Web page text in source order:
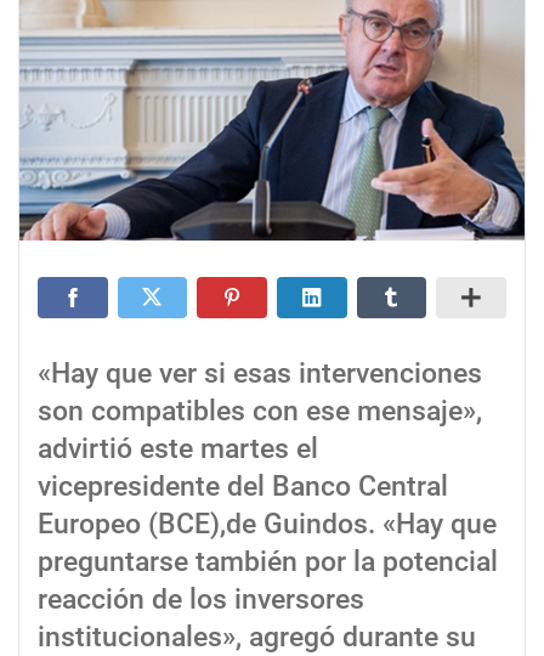
«Hay que ver si esas intervenciones
son compatibles con ese mensaje»,
advirtió este martes el
vicepresidente del Banco Central
Europeo (BCE),de Guindos. «Hay que
preguntarse también por la potencial
reacción de los inversores
institucionales», agregó durante su